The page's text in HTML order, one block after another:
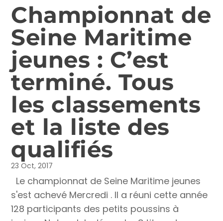
Championnat de
Seine Maritime
jeunes : C’est
terminé. Tous
les classements
et la liste des
qualifiés
23 Oct, 2017
Le championnat de Seine Maritime jeunes
s'est achevé Mercredi . Il a réuni cette année
128 participants des petits poussins à